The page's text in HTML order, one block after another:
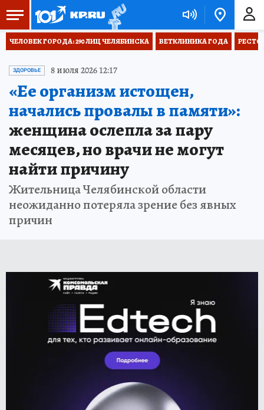
ЧЕЛОВЕК ГОРОДА: 290 ЛИЦ ЧЕЛЯБИНСКА ВЕТКЛИНИКА ГОДА
ЗДОРОВЬЕ 8 июля 2026 12:17
«Ее организм истощен,
начались провалы в памяти»:
женщина ослепла за пару
месяцев, но врачи не могут
найти причину
Жительница Челябинской области
неожиданно потеряла зрение без явных
причин